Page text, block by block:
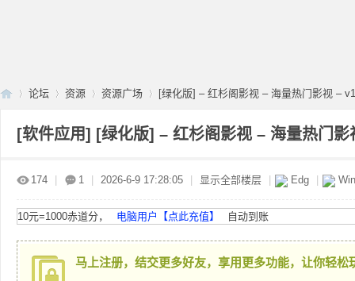
论坛 资源 资源广场 [绿化版] – 红杉阁影视 – 海量热门影视 –
[软件应用] [绿化版] – 红杉阁影视 – 海量热门
174 1 2026-6-9 17:28:05 显示全部楼层 Edg
10元=1000赤道分， 电脑用户【点此充值】 自动到账
马上注册，结交更多好友，享用更多功能，让你轻松